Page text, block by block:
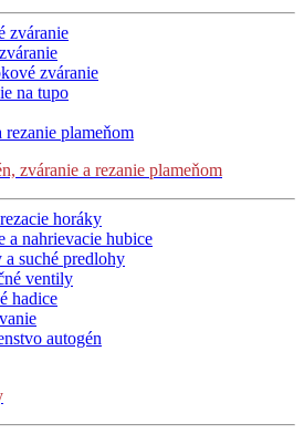
zváranie
zváranie
na tupo
plameňom
zváranie a rezanie plameňom
horáky
a nahrievacie hubice
a suché predlohy
ventily
hadice
autogén